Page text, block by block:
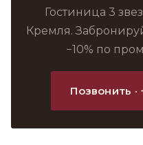
Гостиница 3
Кремля.
−10% по
Позвонить